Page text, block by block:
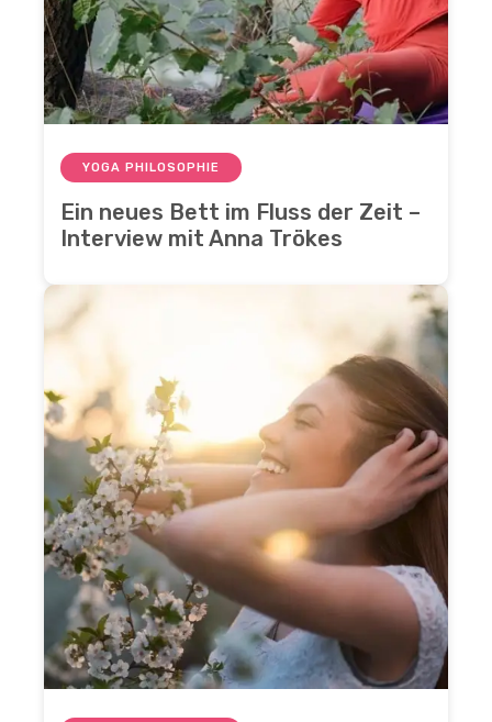
YOGA PHILOSOPHIE
Ein neues Bett im Fluss der Zeit –
Interview mit Anna Trökes